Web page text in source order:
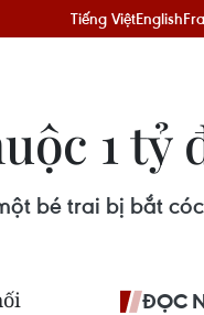
Tiếng ViệtEnglish
1 tỷ
bé trai bị bắt
ĐỌC